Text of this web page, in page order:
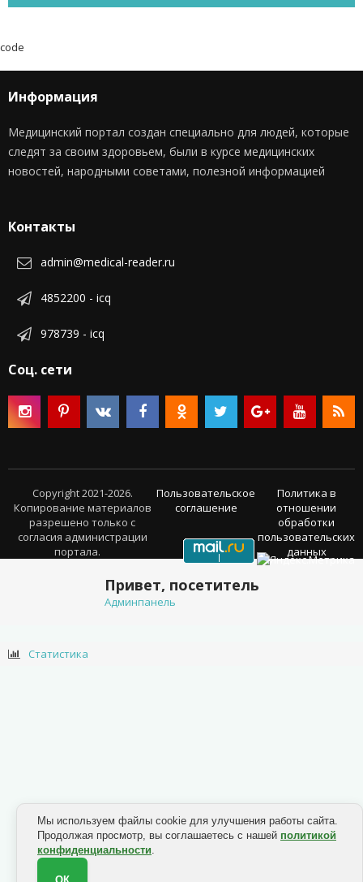
code
Информация
Медицинский портал создан специально для людей, которые
следят за своим здоровьем, были в курсе медицинских
новостей, народными советами, полезной информацией
Контакты
admin@medical-reader.ru
4852200 - icq
978739 - icq
Соц. сети
Copyright 2021-2026.
Копирование материалов
разрешено только с
согласия администрации
портала.
Пользовательское
соглашение
Политика в
отношении
обработки
пользовательских
данных
Привет, посетитель
Админпанель
Статистика
Мы используем файлы cookie для улучшения работы сайта.
Продолжая просмотр, вы соглашаетесь с нашей политикой
конфиденциальности.